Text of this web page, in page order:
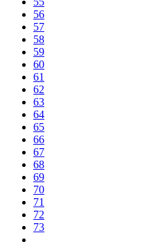
56
57
58
59
60
61
62
63
64
65
66
67
68
69
70
71
72
73